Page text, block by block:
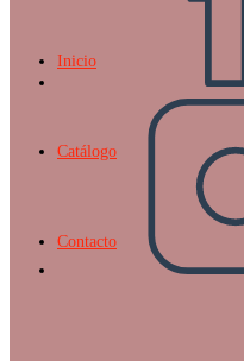
Inicio
Catálogo
Contacto